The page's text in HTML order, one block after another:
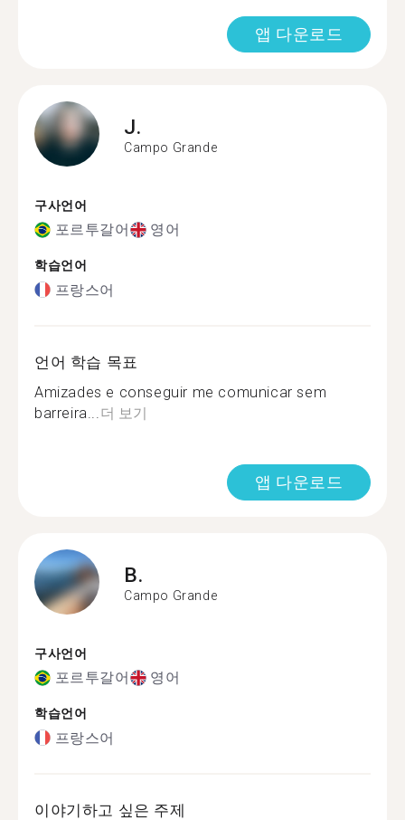
앱 다운로드
J.
Campo Grande
구사언어
포르투갈어 영어
학습언어
프랑스어
언어 학습 목표
Amizades e conseguir me comunicar sem
barreira... 더 보기
앱 다운로드
B.
Campo Grande
구사언어
포르투갈어 영어
학습언어
프랑스어
이야기하고 싶은 주제